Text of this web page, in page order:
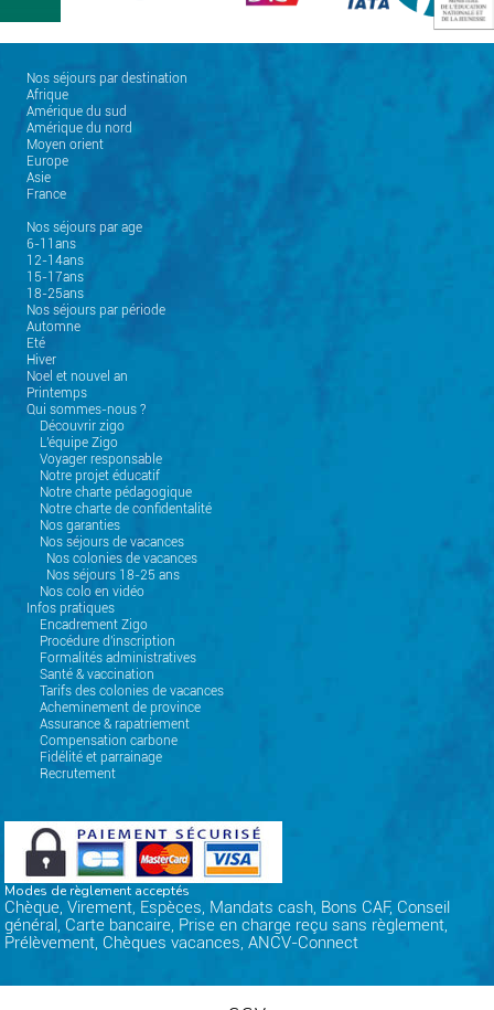
Nos séjours par destination
Afrique
Amérique du sud
Amérique du nord
Moyen orient
Europe
Asie
France
Nos séjours par age
6-11ans
12-14ans
15-17ans
18-25ans
Nos séjours par période
Automne
Eté
Hiver
Noel et nouvel an
Printemps
Qui sommes-nous ?
Découvrir zigo
L'équipe Zigo
Voyager responsable
Notre projet éducatif
Notre charte pédagogique
Notre charte de confidentalité
Nos garanties
Nos séjours de vacances
Nos colonies de vacances
Nos séjours 18-25 ans
Nos colo en vidéo
Infos pratiques
Encadrement Zigo
Procédure d'inscription
Formalités administratives
Santé & vaccination
Tarifs des colonies de vacances
Acheminement de province
Assurance & rapatriement
Compensation carbone
Fidélité et parrainage
Recrutement
Modes de règlement acceptés
Chèque, Virement, Espèces, Mandats cash, Bons CAF, Conseil
général, Carte bancaire, Prise en charge reçu sans règlement,
Prélèvement, Chèques vacances, ANCV-Connect